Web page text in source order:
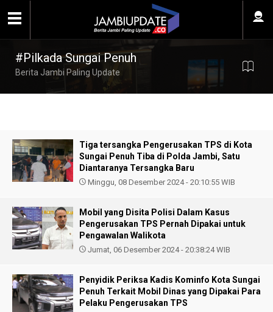
#Pilkada Sungai Penuh
Berita Jambi Paling Update
Tiga tersangka Pengerusakan TPS di Kota
Sungai Penuh Tiba di Polda Jambi, Satu
Diantaranya Tersangka Baru
Minggu, 08 Desember 2024 - 20:10:55 WIB
Mobil yang Disita Polisi Dalam Kasus
Pengerusakan TPS Pernah Dipakai untuk
Pengawalan Walikota
Jumat, 06 Desember 2024 - 20:38:24 WIB
Penyidik Periksa Kadis Kominfo Kota Sungai
Penuh Terkait Mobil Dinas yang Dipakai Para
Pelaku Pengerusakan TPS